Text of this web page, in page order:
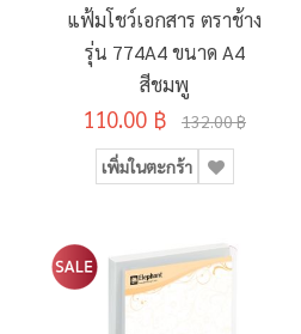
แฟ้มโชว์เอกสาร ตราช้าง
รุ่น 774A4 ขนาด A4
สีชมพู
110.00 ฿ 132.00 ฿
เพิ่มในตะกร้า